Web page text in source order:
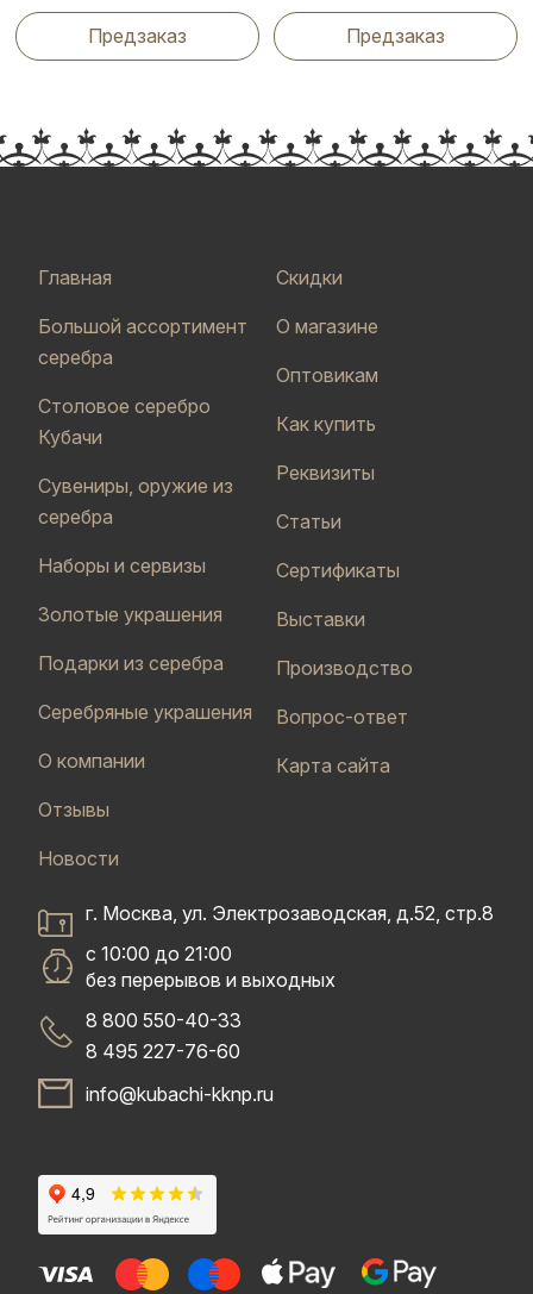
Предзаказ Предзаказ
Главная
Большой ассортимент
серебра
Столовое серебро
Кубачи
Сувениры, оружие из
серебра
Наборы и сервизы
Золотые украшения
Подарки из серебра
Серебряные украшения
О компании
Отзывы
Новости
Скидки
О магазине
Оптовикам
Как купить
Реквизиты
Статьи
Сертификаты
Выставки
Производство
Вопрос-ответ
Карта сайта
г. Москва, ул. Электрозаводская, д.52, стр.8
с 10:00 до 21:00
без перерывов и выходных
8 800 550-40-33
8 495 227-76-60
info@kubachi-kknp.ru